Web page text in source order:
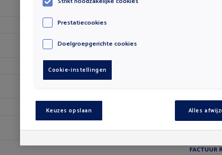
LAND*
FACTUUR
Prestatiecookies
Doelgroepgerichte cookies
Cookie-instellingen
Keuzes opslaan Alles